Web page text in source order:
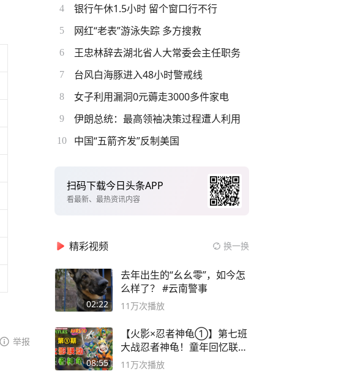
举报
4 银行午休1.5小时 留个窗口行不行
5 网红“老表”游泳失踪 多方搜救
6 王忠林辞去湖北省人大常委会主任职务
7 台风白海豚进入48小时警戒线
8 女子利用漏洞0元薅走3000多件家电
9 伊朗总统：最高领袖决策过程遭人利用
10 中国“五箭齐发”反制美国
扫码下载今日头条APP
看最新、最热资讯内容
精彩视频 换一换
02:22
去年出生的“幺幺零”，如今怎
么样了？ #云南警事
11万次播放
08:55
【火影×忍者神龟①】第七班
大战忍者神龟！童年回忆联动
论武？
11万次播放